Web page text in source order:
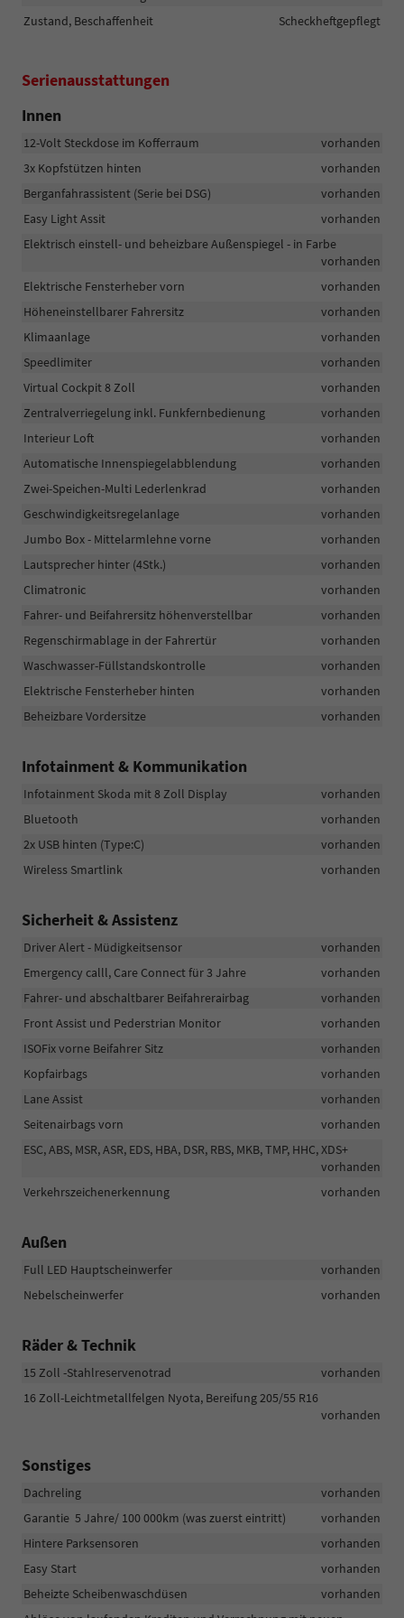
Zustand, Beschaffenheit
Scheckheftgepflegt
Serienausstattungen
Innen
12-Volt Steckdose im Kofferraum
vorhanden
3x Kopfstützen hinten
vorhanden
Berganfahrassistent (Serie bei DSG)
vorhanden
Easy Light Assit
vorhanden
Elektrisch einstell- und beheizbare Außenspiegel - in Farbe
vorhanden
Elektrische Fensterheber vorn
vorhanden
Höheneinstellbarer Fahrersitz
vorhanden
Klimaanlage
vorhanden
Speedlimiter
vorhanden
Virtual Cockpit 8 Zoll
vorhanden
Zentralverriegelung inkl. Funkfernbedienung
vorhanden
Interieur Loft
vorhanden
Automatische Innenspiegelabblendung
vorhanden
Zwei-Speichen-Multi Lederlenkrad
vorhanden
Geschwindigkeitsregelanlage
vorhanden
Jumbo Box - Mittelarmlehne vorne
vorhanden
Lautsprecher hinter (4Stk.)
vorhanden
Climatronic
vorhanden
Fahrer- und Beifahrersitz höhenverstellbar
vorhanden
Regenschirmablage in der Fahrertür
vorhanden
Waschwasser-Füllstandskontrolle
vorhanden
Elektrische Fensterheber hinten
vorhanden
Beheizbare Vordersitze
vorhanden
Infotainment & Kommunikation
Infotainment Skoda mit 8 Zoll Display
vorhanden
Bluetooth
vorhanden
2x USB hinten (Type:C)
vorhanden
Wireless Smartlink
vorhanden
Sicherheit & Assistenz
Driver Alert - Müdigkeitsensor
vorhanden
Emergency calll, Care Connect für 3 Jahre
vorhanden
Fahrer- und abschaltbarer Beifahrerairbag
vorhanden
Front Assist und Pederstrian Monitor
vorhanden
ISOFix vorne Beifahrer Sitz
vorhanden
Kopfairbags
vorhanden
Lane Assist
vorhanden
Seitenairbags vorn
vorhanden
ESC, ABS, MSR, ASR, EDS, HBA, DSR, RBS, MKB, TMP, HHC, XDS+
vorhanden
Verkehrszeichenerkennung
vorhanden
Außen
Full LED Hauptscheinwerfer
vorhanden
Nebelscheinwerfer
vorhanden
Räder & Technik
15 Zoll -Stahlreservenotrad
vorhanden
16 Zoll-Leichtmetallfelgen Nyota, Bereifung 205/55 R16
vorhanden
Sonstiges
Dachreling
vorhanden
Garantie 5 Jahre/ 100 000km (was zuerst eintritt)
vorhanden
Hintere Parksensoren
vorhanden
Easy Start
vorhanden
Beheizte Scheibenwaschdüsen
vorhanden